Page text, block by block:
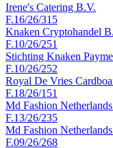
Irene's Catering B.V.
F.16/26/315
Knaken Cryptohandel
F.10/26/251
Stichting Knaken
F.10/26/252
Royal De Vries
F.18/26/151
Md Fashion
F.13/26/235
Md Fashion
F.09/26/268